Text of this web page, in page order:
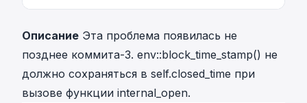
Описание Эта проблема появилась не
позднее коммита-3. env::block_time_stamp() не
должно сохраняться в self.closed_time при
вызове функции internal_open.